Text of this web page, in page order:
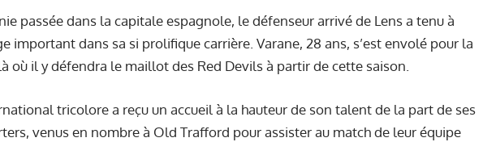
passée dans la capitale espagnole, le défenseur arrivé de Lens a tenu à
important dans sa si prolifique carrière. Varane, 28 ans, s’est envolé pour la
où il y défendra le maillot des Red Devils à partir de cette saison.
tricolore a reçu un accueil à la hauteur de son talent de la part de ses
venus en nombre à Old Trafford pour assister au match de leur équipe